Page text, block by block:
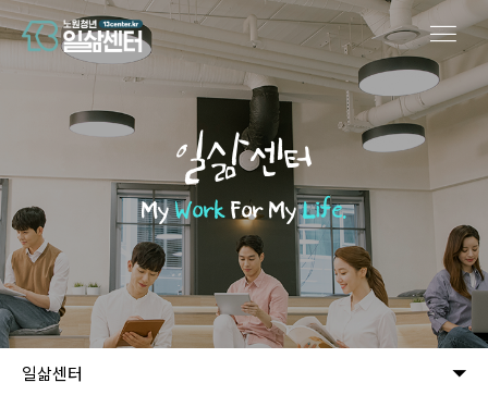
일삶센터
MyWorkFor MyLife.
일삶센터